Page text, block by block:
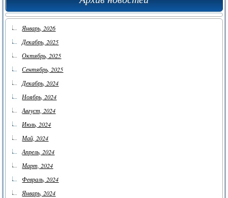
Январь, 2026
Декабрь, 2025
Октябрь, 2025
Сентябрь, 2025
Декабрь, 2024
Ноябрь, 2024
Август, 2024
Июль, 2024
Май, 2024
Апрель, 2024
Март, 2024
Февраль, 2024
Январь, 2024